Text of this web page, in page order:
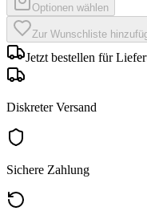
Optionen wählen
Zur Wunschliste
Jetzt bestellen für
Diskreter Versand
Sichere Zahlung